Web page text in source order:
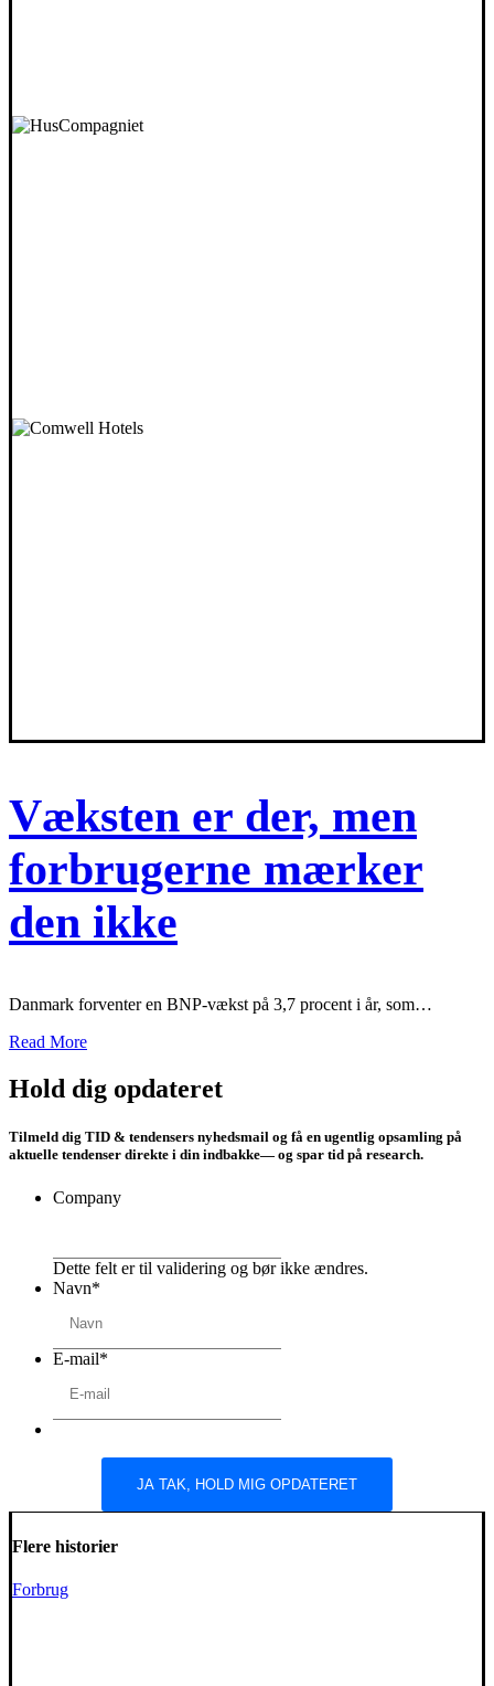
Væksten er der, men
forbrugerne mærker
den ikke
Danmark forventer en BNP-vækst på 3,7 procent i år, som…
Read More
Hold dig opdateret
Tilmeld dig TID & tendensers nyhedsmail og få en ugentlig opsamling på
aktuelle tendenser direkte i din indbakke— og spar tid på research.
Company
Dette felt er til validering og bør ikke ændres.
Navn*
E-mail*
Flere historier
Forbrug